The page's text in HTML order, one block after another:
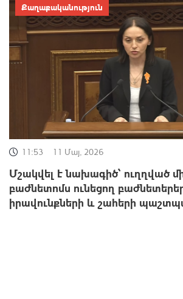
11:53 11 Մայ, 2026
Մշակվել է նախագիծ՝ ուղղված
բաժնետոմս ունեցող
իրավունքների և շահերի
Քաղաքականություն